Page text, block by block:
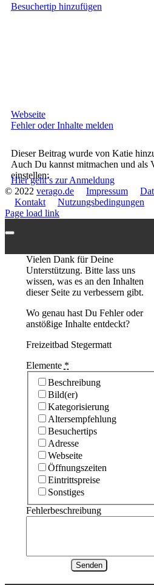
Besuchertip hinzufügen
Webseite
Fehler oder Inhalte melden
Dieser Beitrag wurde von Katie
Auch Du kannst mitmachen und als
einstellen:
Hier geht’s zur Anmeldung
© 2022 verago.de Impressum
Kontakt
Nutzungsbedingungen
Page load link
Vielen Dank für Deine
Unterstützung. Bitte lass uns
wissen, was es an den Inhalten
dieser Seite zu verbessern gibt.
Wo genau hast Du Fehler oder
anstößige Inhalte entdeckt?
Freizeitbad Stegermatt
Elemente *
Beschreibung
Bild(er)
Kategorisierung
Altersempfehlung
Besuchertips
Adresse
Webseite
Öffnungszeiten
Eintrittspreise
Sonstiges
Fehlerbeschreibung
Senden